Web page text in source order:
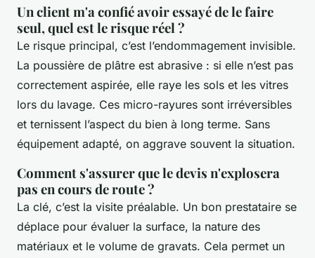
Un client m'a confié avoir essayé de le faire
seul, quel est le risque réel ?
Le risque principal, c’est l’endommagement invisible.
La poussière de plâtre est abrasive : si elle n’est pas
correctement aspirée, elle raye les sols et les vitres
lors du lavage. Ces micro-rayures sont irréversibles
et ternissent l’aspect du bien à long terme. Sans
équipement adapté, on aggrave souvent la situation.
Comment s'assurer que le devis n'explosera
pas en cours de route ?
La clé, c’est la visite préalable. Un bon prestataire se
déplace pour évaluer la surface, la nature des
matériaux et le volume de gravats. Cela permet un